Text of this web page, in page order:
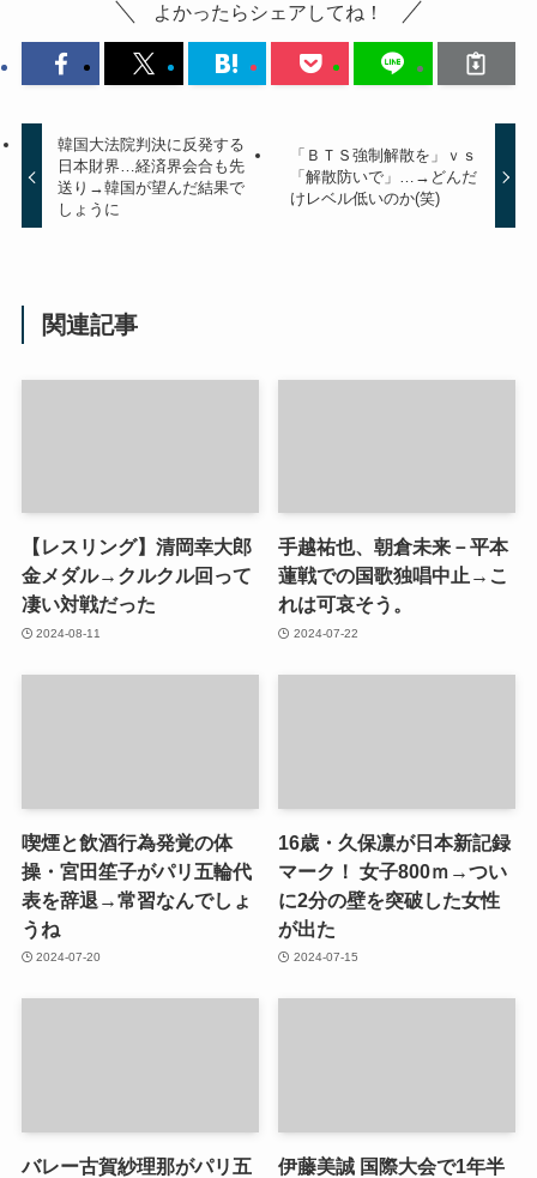
よかったらシェアしてね！
韓国大法院判決に反発する
日本財界…経済界会合も先
送り→韓国が望んだ結果で
しょうに
「ＢＴＳ強制解散を」ｖｓ
「解散防いで」…→どんだ
けレベル低いのか(笑)
関連記事
【レスリング】清岡幸大郎
金メダル→クルクル回って
凄い対戦だった
2024-08-11
手越祐也、朝倉未来－平本
蓮戦での国歌独唱中止→こ
れは可哀そう。
2024-07-22
喫煙と飲酒行為発覚の体
操・宮田笙子がパリ五輪代
表を辞退→常習なんでしょ
うね
2024-07-20
16歳・久保凛が日本新記録
マーク！ 女子800ｍ→つい
に2分の壁を突破した女性
が出た
2024-07-15
バレー古賀紗理那がパリ五
伊藤美誠 国際大会で1年半